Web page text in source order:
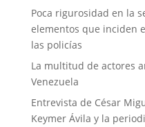
Poca rigurosidad en la
elementos que inciden
las policías
La multitud de actores
Venezuela
Entrevista de César
Keymer Ávila y la